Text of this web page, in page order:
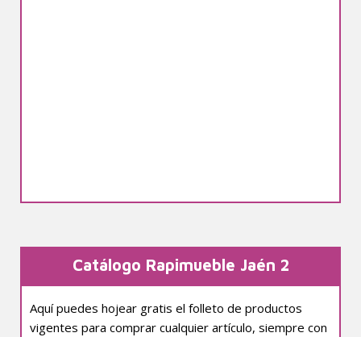
Catálogo Rapimueble Jaén 2
Aquí puedes hojear gratis el folleto de productos
vigentes para comprar cualquier artículo, siempre con